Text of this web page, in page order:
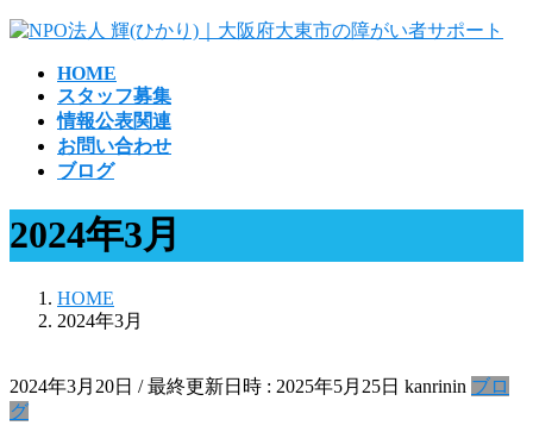
コ
ッ
プ
ナ
移
動
HOME
スタッフ募集
情報公表関連
お問い合わせ
ブログ
2024年3月
HOME
2024年3月
2024年3月20日 / 最終更新日時 : 2025年5月25日 kanrinin ブロ
グ